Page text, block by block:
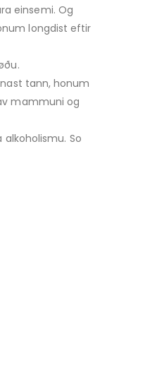
einsemi. Og
longdist eftir
tann, honum
mammuni og
So